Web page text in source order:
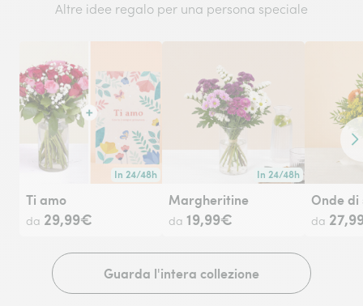
Altre idee regalo per una persona speciale
In 24/48h
Consegna disponibile in 24/48h o in data a tua scelta.
Ti amo
da 29,99€
In 24/48h
Consegna disponibile
Margheritine
da 19,99€
Onde di
da
Guarda l'intera collezione